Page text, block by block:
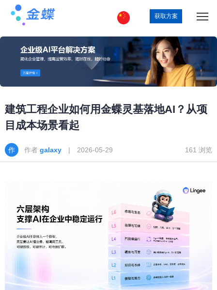
获取方案
建筑工程企业如何用金蝶灵基落地AI？从项
目成本场景看起
作者 galaxy | 2026-05-29 161 浏览